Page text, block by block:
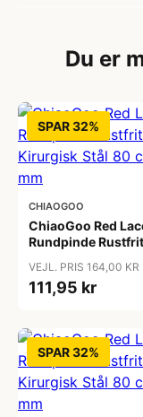
Du er
SPAR 32%
CHIAOGOO
ChiaoGoo Red
Rundpinde Rustfrit
mm
VEJL. PRIS 164,00 KR
111,95 kr
SPAR 32%